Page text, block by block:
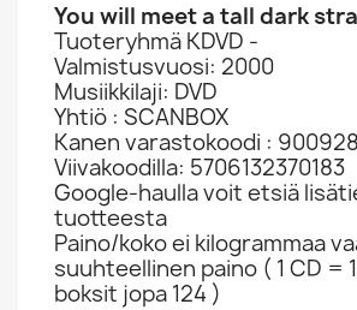
You will meet a tall dark
Tuoteryhmä KDVD -
Valmistusvuosi: 2000
Musiikkilaji: DVD
Yhtiö : SCANBOX
Kanen varastokoodi : 900928
Viivakoodilla: 5706132370183
Google-haulla voit etsiä
tuotteesta
Paino/koko ei kilogrammaa
suuhteellinen paino ( 1 CD = 1
boksit jopa 124 )